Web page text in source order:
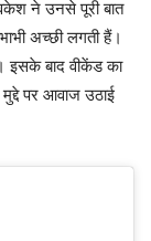
ने उनसे पूरी बात
अच्छी लगती हैं।
इसके बाद वीकेंड का
पर आवाज उठाई